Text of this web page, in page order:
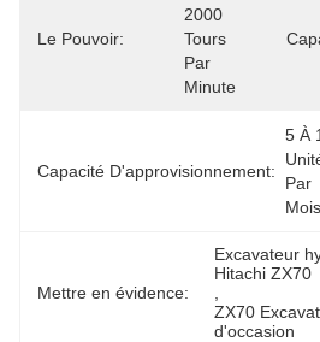
Le Pouvoir:
2000
Tours
Par
Minute
Capacité D'approvisionnement:
5 À
Par
Mois
Mettre en évidence:
Excavateur
Hitachi ZX70
ZX70
d'occasion